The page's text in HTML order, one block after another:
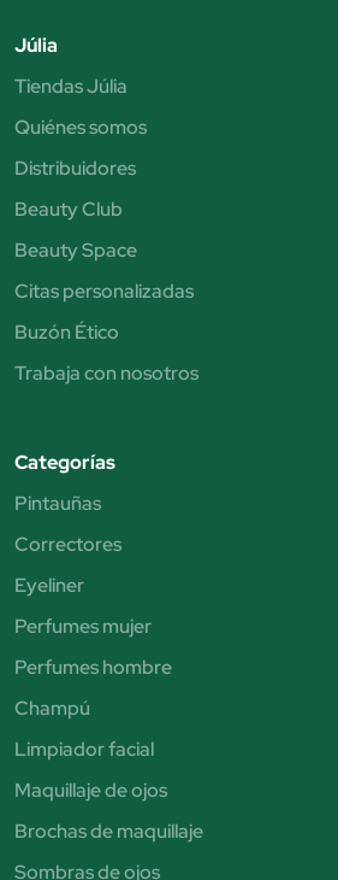
Júlia
Tiendas Júlia
Quiénes somos
Distribuidores
Beauty Club
Beauty Space
Citas personalizadas
Buzón Ético
Trabaja con nosotros
Categorías
Pintauñas
Correctores
Eyeliner
Perfumes mujer
Perfumes hombre
Champú
Limpiador facial
Maquillaje de ojos
Brochas de maquillaje
Sombras de ojos